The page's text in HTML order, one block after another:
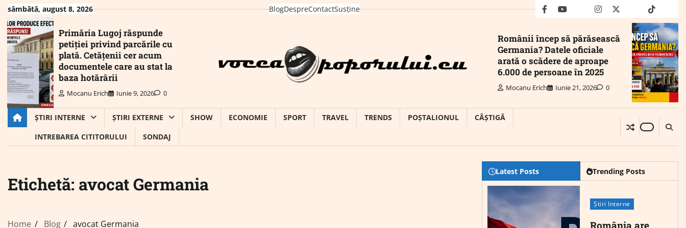
Skip
content
sâmbătă, august 8, 2026 BlogDespreContactSusține facebookyoutubeMailinstagram
twitter truthtiktok
Primăria Lugoj răspunde
petiției privind parcările cu
plată. Cetățenii cer acum
documentele care au stat la
baza hotărârii
Mocanu Erich Iunie 9, 2026 0
Românii încep să părăsească
Germania? Datele oficiale
arată o scădere de aproape
6.000 de persoane în 2025
Mocanu Erich Iunie 21, 2026 0
ȘTIRI INTERNE ȘTIRI EXTERNE SHOW ECONOMIE SPORT TRAVEL TRENDS POȘTALIONUL
CÂȘTIGĂ
INTREBAREA CITITORULUI
SONDAJ
Etichetă: avocat Germania
Home Blog avocat Germania
Latest Posts Trending Posts
Știri Interne
România are